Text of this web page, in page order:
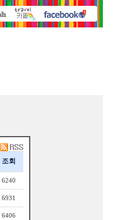
조회
6240
6931
6406